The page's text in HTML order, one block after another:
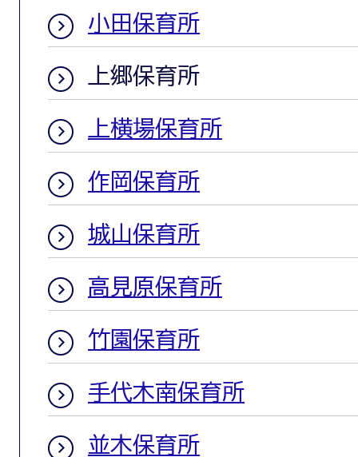
小田保育所
上郷保育所
上横場保育所
作岡保育所
城山保育所
高見原保育所
竹園保育所
手代木南保育所
並木保育所